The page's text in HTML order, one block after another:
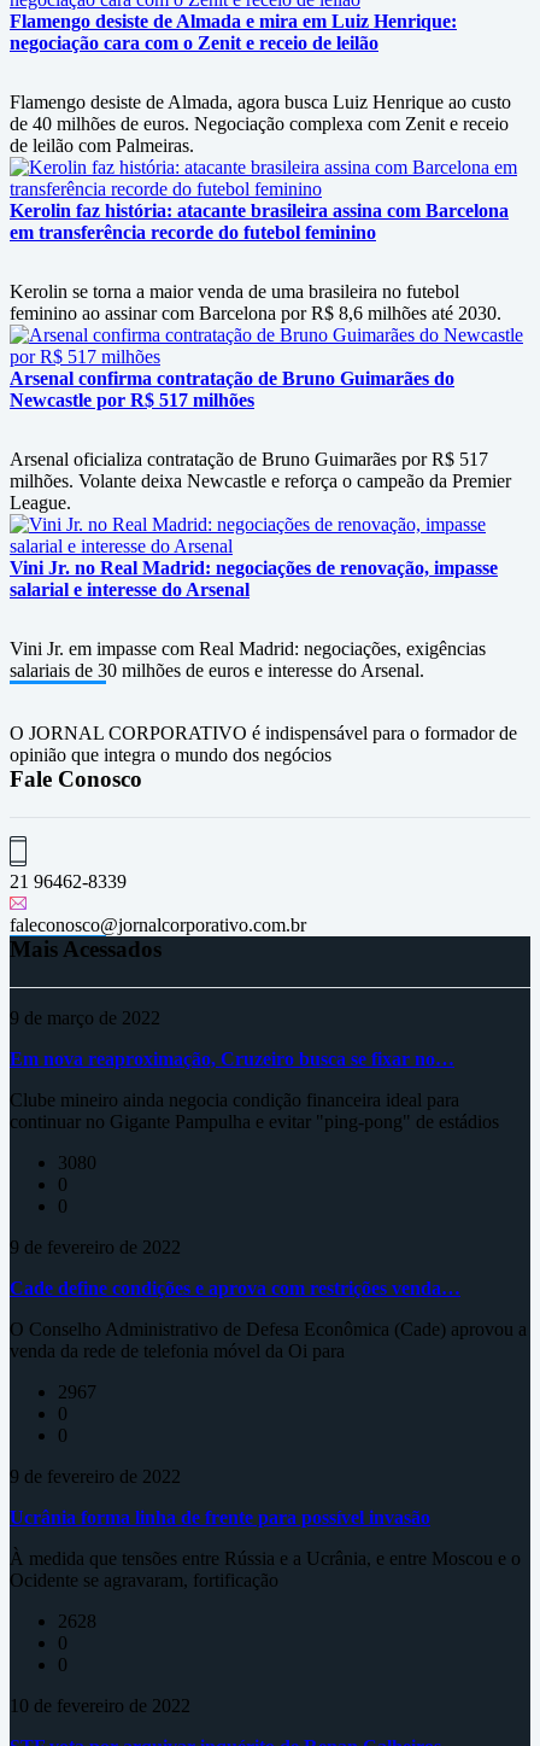
Flamengo desiste de Almada e mira em Luiz Henrique:
negociação cara com o Zenit e receio de leilão
Flamengo desiste de Almada, agora busca Luiz Henrique ao custo
de 40 milhões de euros. Negociação complexa com Zenit e receio
de leilão com Palmeiras.
Kerolin faz história: atacante brasileira assina com Barcelona
em transferência recorde do futebol feminino
Kerolin se torna a maior venda de uma brasileira no futebol
feminino ao assinar com Barcelona por R$ 8,6 milhões até 2030.
Arsenal confirma contratação de Bruno Guimarães do
Newcastle por R$ 517 milhões
Arsenal oficializa contratação de Bruno Guimarães por R$ 517
milhões. Volante deixa Newcastle e reforça o campeão da Premier
League.
Vini Jr. no Real Madrid: negociações de renovação, impasse
salarial e interesse do Arsenal
Vini Jr. em impasse com Real Madrid: negociações, exigências
salariais de 30 milhões de euros e interesse do Arsenal.
O JORNAL CORPORATIVO é indispensável para o formador de
opinião que integra o mundo dos negócios
Fale Conosco
21 96462-8339
faleconosco@jornalcorporativo.com.br
Mais Acessados
9 de março de 2022
Em nova reaproximação, Cruzeiro busca se fixar no…
Clube mineiro ainda negocia condição financeira ideal para
continuar no Gigante Pampulha e evitar "ping-pong" de estádios
3080
0
0
9 de fevereiro de 2022
Cade define condições e aprova com restrições venda…
O Conselho Administrativo de Defesa Econômica (Cade) aprovou a
venda da rede de telefonia móvel da Oi para
2967
0
0
9 de fevereiro de 2022
Ucrânia forma linha de frente para possível invasão
À medida que tensões entre Rússia e a Ucrânia, e entre Moscou e o
Ocidente se agravaram, fortificação
2628
0
0
10 de fevereiro de 2022